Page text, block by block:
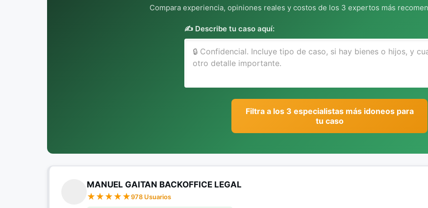
Compara experiencia, opiniones reales y costos de los 3 expertos más
✍️ Describe tu caso aquí:
Filtra a los 3 especialistas más idoneos para
tu caso
MANUEL GAITAN BACKOFFICE LEGAL
978 Usuarios